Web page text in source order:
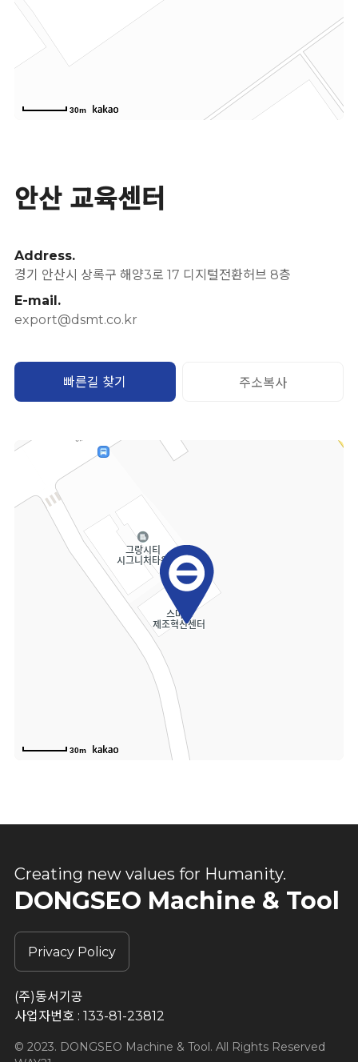
30m
안산 교육센터
Address.
경기 안산시 상록구 해양3로 17 디지털전환허브 8층
E-mail.
export@dsmt.co.kr
빠른길 찾기 주소복사
30m
Creating new values for Humanity.
DONGSEO Machine & Tool
Privacy Policy
(주)동서기공
사업자번호 : 133-81-23812
© 2023. DONGSEO Machine & Tool. All Rights Reserved